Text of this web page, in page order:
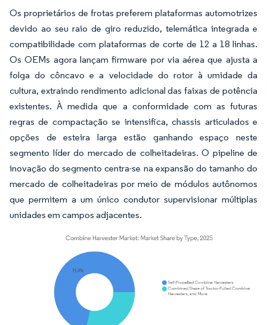
Os proprietários de frotas preferem plataformas automotrizes
devido ao seu raio de giro reduzido, telemática integrada e
compatibilidade com plataformas de corte de 12 a 18 linhas.
Os OEMs agora lançam firmware por via aérea que ajusta a
folga do côncavo e a velocidade do rotor à umidade da
cultura, extraindo rendimento adicional das faixas de potência
existentes. À medida que a conformidade com as futuras
regras de compactação se intensifica, chassis articulados e
opções de esteira larga estão ganhando espaço neste
segmento líder do mercado de colheitadeiras. O pipeline de
inovação do segmento centra-se na expansão do tamanho do
mercado de colheitadeiras por meio de módulos autônomos
que permitem a um único condutor supervisionar múltiplas
unidades em campos adjacentes.